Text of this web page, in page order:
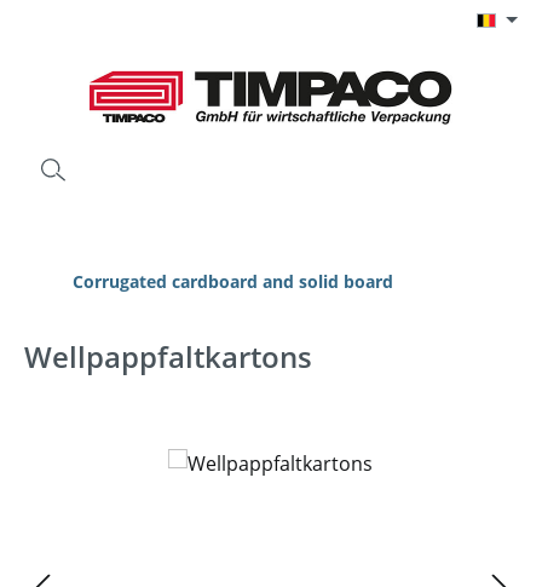
Corrugated cardboard and solid board
Wellpappfaltkartons
Afbeeldingengalerij overslaan